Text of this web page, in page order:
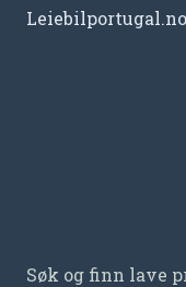
Leiebilportugal.no
Søk og finn lave